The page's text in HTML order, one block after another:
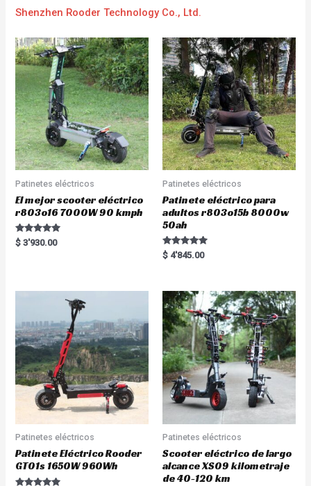
Shenzhen Rooder Technology Co., Ltd.
Patinetes eléctricos
El mejor scooter eléctrico
r803o16 7000W 90 kmph
Rated
5.00
$ 3'930.00
Patinetes eléctricos
Patinete eléctrico para
adultos r803o15b 8000w
50ah
Rated
5.00
$ 4'845.00
Patinetes eléctricos
Patinete Eléctrico Rooder
GT01s 1650W 960Wh
Patinetes eléctricos
Scooter eléctrico de largo
alcance XS09 kilometraje
de 40-120 km